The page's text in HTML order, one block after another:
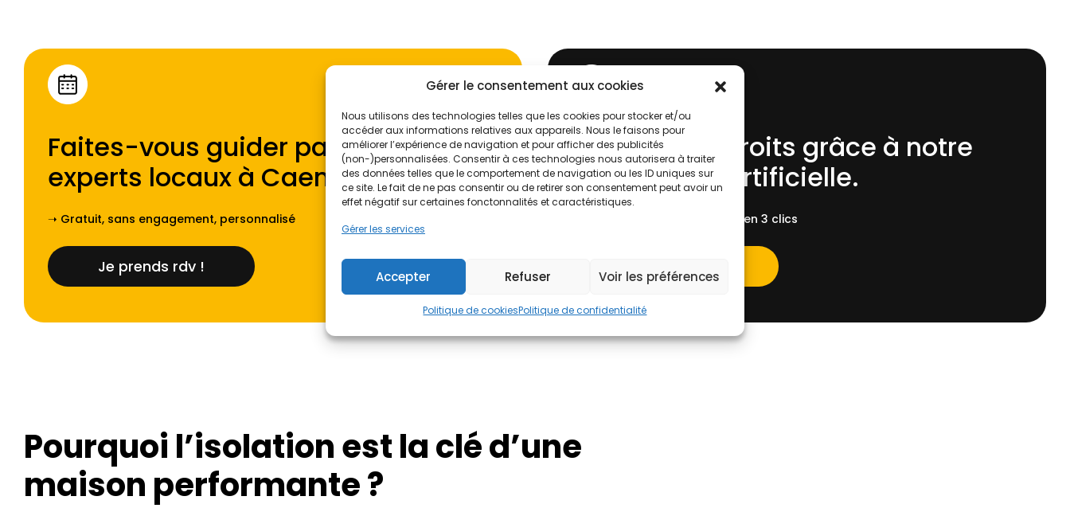
Gérer le consentement aux cookies
Nous utilisons des technologies telles que les cookies pour stocker et/ou
accéder aux informations relatives aux appareils. Nous le faisons pour
améliorer l’expérience de navigation et pour afficher des publicités
(non-)personnalisées. Consentir à ces technologies nous autorisera à traiter
des données telles que le comportement de navigation ou les ID uniques sur
ce site. Le fait de ne pas consentir ou de retirer son consentement peut avoir un
effet négatif sur certaines fonctonnalités et caractéristiques.
Gérer les services
Accepter Refuser Voir les préférences
Politique de cookiesPolitique de confidentialité
Faites-vous guider par l'un de nos
experts locaux à Caen
➝ Gratuit, sans engagement, personnalisé
Je prends rdv !
Évaluez vos droits grâce à notre
Intelligence Artificielle.
➝ Gratuit, sans engagement, en 3 clics
J'évalue !
Pourquoi l’isolation est la clé d’une
maison performante ?